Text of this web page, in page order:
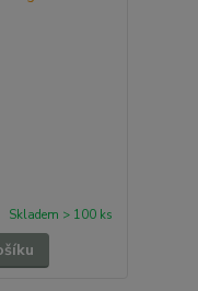
Skladem > 100 ks